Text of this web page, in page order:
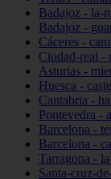
Badajoz - la-
Badajoz -
Cáceres -
Ciudad-real -
Asturias -
Huesca -
Cantabria -
Pontevedra -
Barcelona -
Barcelona -
Tarragona -
Santa-cruz-